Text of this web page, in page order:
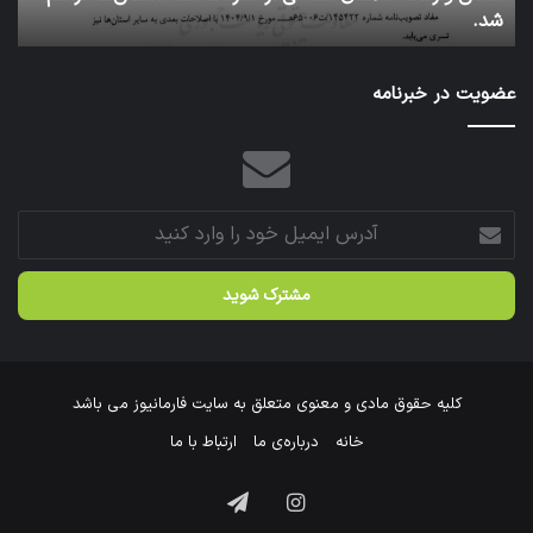
سازمان
عازم
عالیات
شد.
عتبات عالیات شد.
عضویت در خبرنامه
آدرس
ایمیل
خود
وارد
کلیه حقوق مادی و معنوی متعلق به سایت فارمانیوز می باشد
خانه
درباره‌ی ما ارتباط با ما
اینستاگرام